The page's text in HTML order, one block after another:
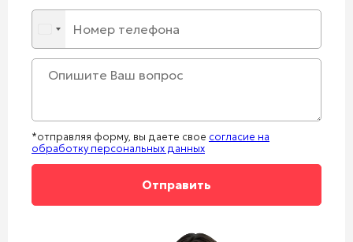
*отправляя форму, вы даете свое согласие на
обработку персональных данных